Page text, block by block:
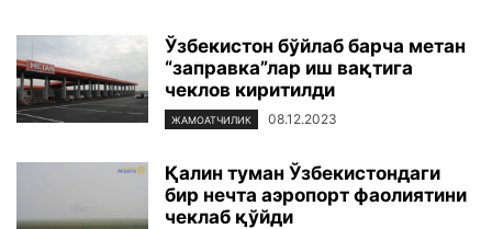
Ўзбекистон бўйлаб барча метан
“заправка”лар иш вақтига
чеклов киритилди
ЖАМОАТЧИЛИК 08.12.2023
Қалин туман Ўзбекистондаги
бир нечта аэропорт фаолиятини
чеклаб қўйди